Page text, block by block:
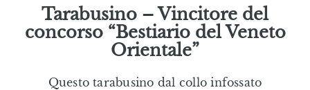
Illustrazioni
Giochi
Tarabusino – Vincitore del
concorso “Bestiario del Veneto
Orientale”
Questo tarabusino dal collo infossato